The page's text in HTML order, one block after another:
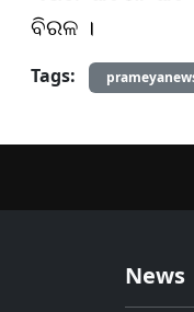
ବିରଳ ।
Tags:
News